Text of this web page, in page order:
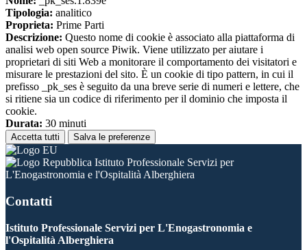
Tipologia: analitico
Proprieta: Prime Parti
Descrizione: Questo nome di cookie è associato alla piattaforma di
analisi web open source Piwik. Viene utilizzato per aiutare i
proprietari di siti Web a monitorare il comportamento dei visitatori e
misurare le prestazioni del sito. È un cookie di tipo pattern, in cui il
prefisso _pk_ses è seguito da una breve serie di numeri e lettere, che
si ritiene sia un codice di riferimento per il dominio che imposta il
cookie.
Durata: 30 minuti
Accetta tutti Salva le preferenze
Istituto Professionale Servizi per
L'Enogastronomia e l'Ospitalità Alberghiera
Contatti
Istituto Professionale Servizi per L'Enogastronomia e
l'Ospitalità Alberghiera